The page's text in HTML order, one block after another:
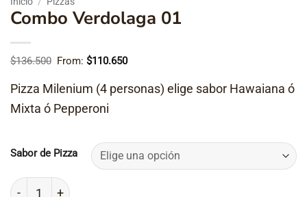
Combo Verdolaga 01
$136.500 From:$110.650
Pizza Milenium (4 personas) elige sabor Hawaiana ó
Mixta ó Pepperoni
Sabor de Pizza
Combo Verdolaga 01 cantidad